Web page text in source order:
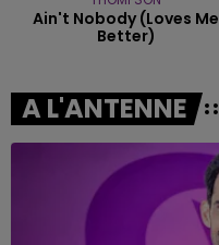
Ain't Nobody (loves Me
Better)
A L'ANTENNE